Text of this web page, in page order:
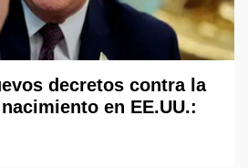
decretos contra la
en EE.UU.: